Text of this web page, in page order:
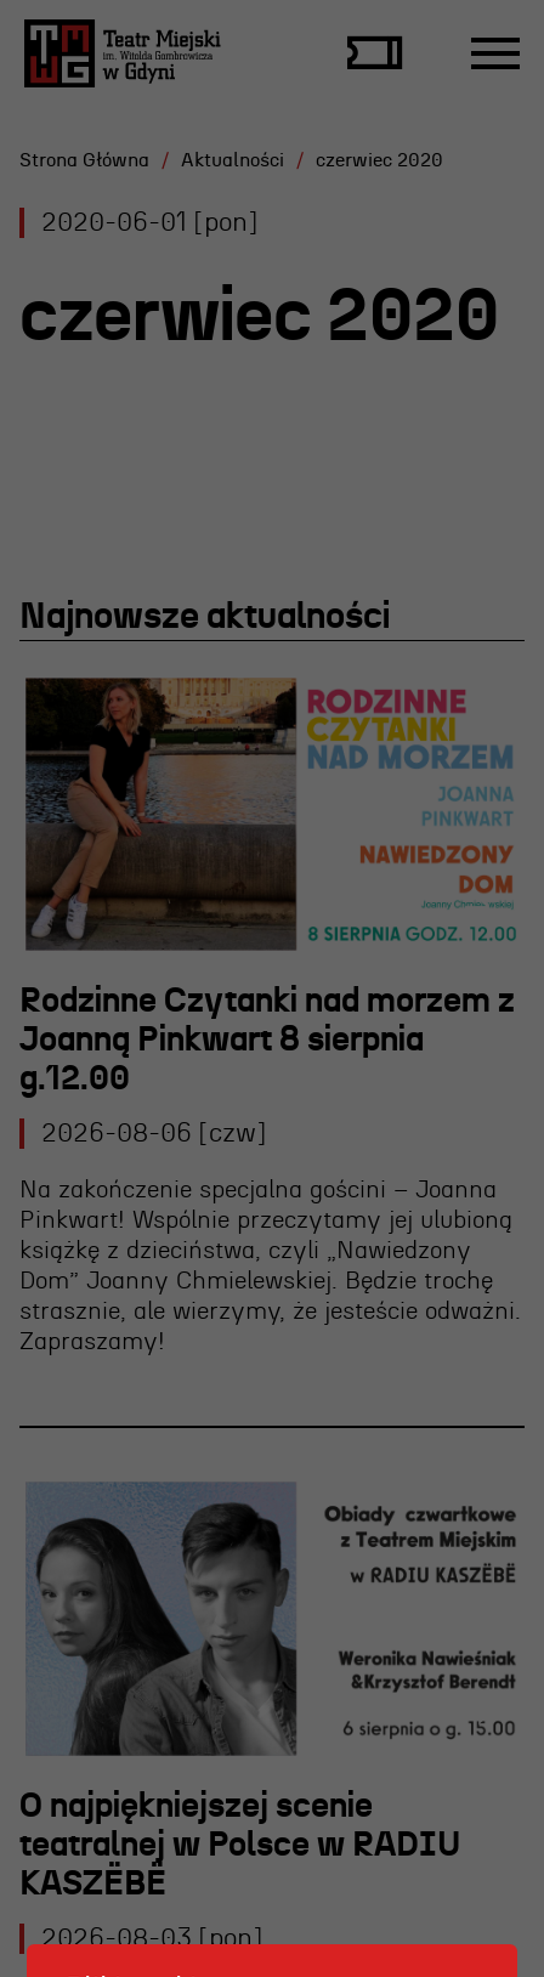
Scena Letnia
Festiwal R@Port
Konkurs im. Andrzeja
Żurowskiego
Teatr
Historia teatru
Zespół artystyczny
Aktualności
Dostępny Teatr Miejski
Wynajem scen i spektakli
Spektakle wyjazdowe
Sponsorzy
Kontakt & Zespół
Edukacja
Polecamy
OSIECKA. ARCHIPELAGI
Strona Główna Aktualności czerwiec 2020
2020-06-01 [pon]
czerwiec 2020
Najnowsze aktualności
Rodzinne Czytanki nad morzem z
Joanną Pinkwart 8 sierpnia
g.12.00
2026-08-06 [czw]
Na zakończenie specjalna gościni – Joanna
Pinkwart! Wspólnie przeczytamy jej ulubioną
książkę z dzieciństwa, czyli „Nawiedzony
Dom” Joanny Chmielewskiej. Będzie trochę
strasznie, ale wierzymy, że jesteście odważni.
Zapraszamy!
O najpiękniejszej scenie
teatralnej w Polsce w RADIU
KASZËBË
2026-08-03 [pon]